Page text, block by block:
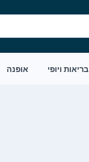
בריאות ויופי אופנה